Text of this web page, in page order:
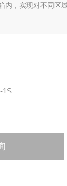
内，实现对不同区
1S